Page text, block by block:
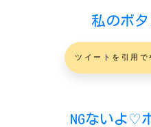
私のボ
ツイートを引用
NGないよ♡